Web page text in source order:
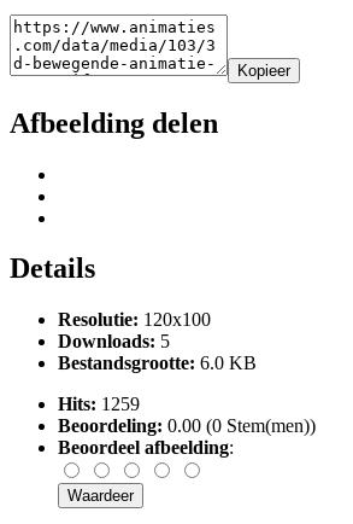
Kopieer
Afbeelding delen
Details
Resolutie: 120x100
Downloads: 5
Bestandsgrootte: 6.0 KB
Hits: 1259
Beoordeling: 0.00 (0 Stem(men))
Beoordeel afbeelding: